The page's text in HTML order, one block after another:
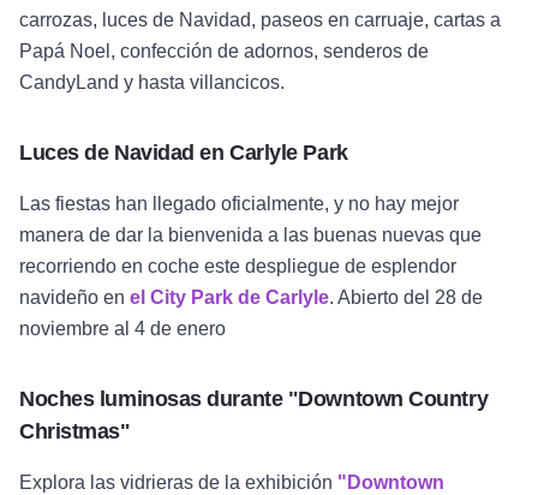
carrozas, luces de Navidad, paseos en carruaje, cartas a
Papá Noel, confección de adornos, senderos de
CandyLand y hasta villancicos.
Luces de Navidad en Carlyle Park
Las fiestas han llegado oficialmente, y no hay mejor
manera de dar la bienvenida a las buenas nuevas que
recorriendo en coche este despliegue de esplendor
navideño en el City Park de Carlyle. Abierto del 28 de
noviembre al 4 de enero
Noches luminosas durante "Downtown Country
Christmas"
Explora las vidrieras de la exhibición "Downtown